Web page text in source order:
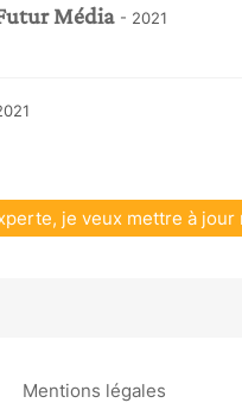
Média - 2021
je veux mettre à jour
Mentions légales